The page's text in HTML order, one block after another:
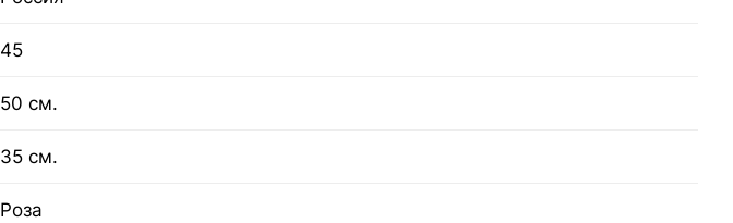
45
50 см.
35 см.
Роза